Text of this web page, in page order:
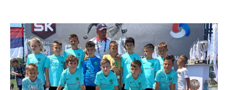
Completează formularul sau sună
direct:0735 000 555
Completează formularul sau sună
direct:0735 000 555